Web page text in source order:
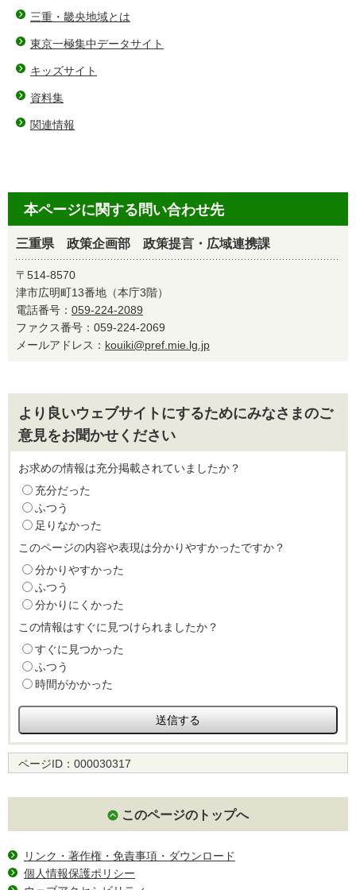
三重・畿央地域とは
東京一極集中データサイト
キッズサイト
資料集
関連情報
本ページに関する問い合わせ先
三重県 政策企画部 政策提言・広域連携課
〒514-8570
津市広明町13番地（本庁3階）
電話番号： 059-224-2089
ファクス番号：059-224-2069
メールアドレス： kouiki@pref.mie.lg.jp
より良いウェブサイトにするためにみなさまのご
意見をお聞かせください
お求めの情報は充分掲載されていましたか？
充分だった
ふつう
足りなかった
このページの内容や表現は分かりやすかったですか？
分かりやすかった
ふつう
分かりにくかった
この情報はすぐに見つけられましたか？
すぐに見つかった
ふつう
時間がかかった
ページID： 000030317
このページのトップへ
リンク・著作権・免責事項・ダウンロード
個人情報保護ポリシー